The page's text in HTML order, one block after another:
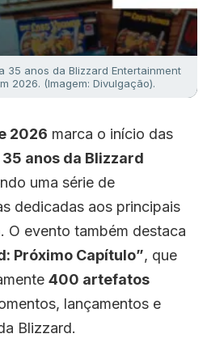
35 anos da Blizzard Entertainment
2026. (Imagem: Divulgação).
2026 marca o início das
35 anos da Blizzard
uma série de
dedicadas aos principais
O evento também destaca
Próximo Capítulo”, que
400 artefatos
lançamentos e
Blizzard.